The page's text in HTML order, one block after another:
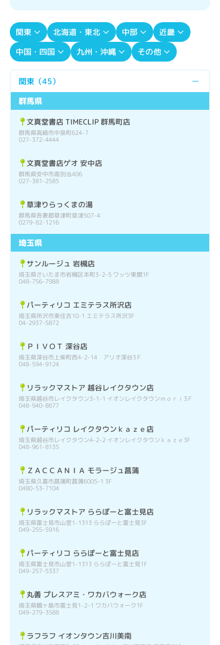
関東 北海道・東北 中部
近畿
中国・四国
九州・沖縄 その他
関東 （45）
群馬県
文真堂書店 TIMECLIP 群馬町店
群馬県高崎市中泉町624-7
027-372-4444
文真堂書店ゲオ 安中店
群馬県安中市高別当406
027-381-2585
草津りらっくまの湯
群馬県吾妻郡草津町草津507-4
0279-82-1216
埼玉県
サンルージュ 岩槻店
埼玉県さいたま市岩槻区本町3-2-5 ワッツ東館1F
048-756-7988
パーティリコ エミテラス所沢店
埼玉県所沢市東住吉10-1 エミテラス所沢3F
04-2937-5872
ＰＩＶＯＴ 深谷店
埼玉県深谷市上柴町西4-2-14 アリオ深谷3Ｆ
048-594-9124
リラックマストア 越谷レイクタウン店
埼玉県越谷市レイクタウン3-1-1 イオンレイクタウンｍｏｒｉ3Ｆ
048-940-8677
パーティリコ レイクタウンｋａｚｅ店
埼玉県越谷市レイクタウン4-2-2 イオンレイクタウンｋａｚｅ3F
048-961-8135
ＺＡＣＣＡＮＩＡ モラージュ菖蒲
埼玉県久喜市菖蒲町菖蒲6005-1 3F
0480-53-7104
リラックマストア ららぽーと富士見店
埼玉県富士見市山室1-1313 ららぽーと富士見3F
049-255-5916
パーティリコ ららぽーと富士見店
埼玉県富士見市山室1-1313 ららぽーと富士見1F
049-257-5337
丸善 プレスアミ・ワカバウォーク店
埼玉県鶴ヶ島市富士見1-2-1 ワカバウォーク1F
049-279-3588
ラフラフ イオンタウン吉川美南